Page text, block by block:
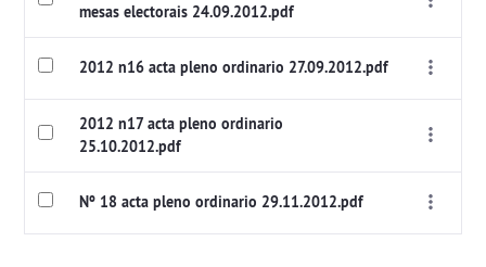
mesas electorais 24.09.2012.pdf
2012 n16 acta pleno ordinario 27.09.2012.pdf
2012 n17 acta pleno ordinario
25.10.2012.pdf
Nº 18 acta pleno ordinario 29.11.2012.pdf